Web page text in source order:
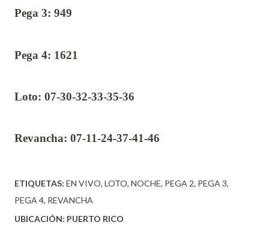
Pega 3: 949
Pega 4: 1621
Loto: 07-30-32-33-35-36
Revancha: 07-11-24-37-41-46
ETIQUETAS: EN VIVO LOTO NOCHE PEGA 2 PEGA 3
PEGA 4 REVANCHA
UBICACIÓN: PUERTO RICO